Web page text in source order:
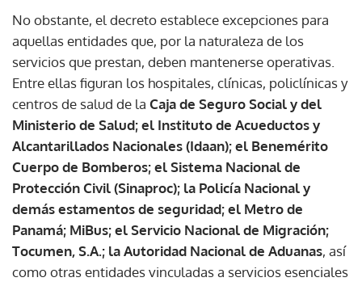
No obstante, el decreto establece excepciones para
aquellas entidades que, por la naturaleza de los
servicios que prestan, deben mantenerse operativas.
Entre ellas figuran los hospitales, clínicas, policlínicas y
centros de salud de la Caja de Seguro Social y del
Ministerio de Salud; el Instituto de Acueductos y
Alcantarillados Nacionales (Idaan); el Benemérito
Cuerpo de Bomberos; el Sistema Nacional de
Protección Civil (Sinaproc); la Policía Nacional y
demás estamentos de seguridad; el Metro de
Panamá; MiBus; el Servicio Nacional de Migración;
Tocumen, S.A.; la Autoridad Nacional de Aduanas, así
como otras entidades vinculadas a servicios esenciales